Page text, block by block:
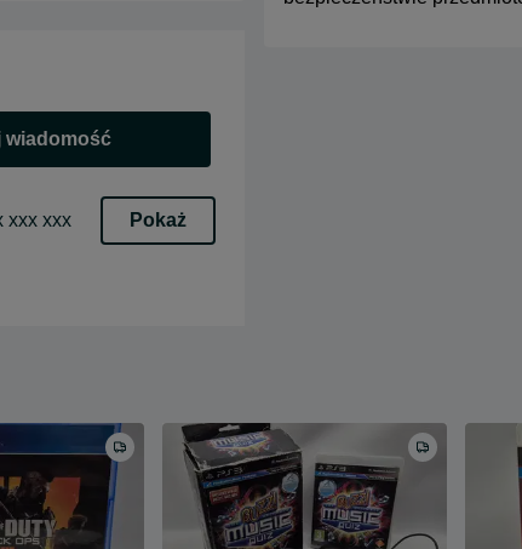
wiadomość
xxx xxx Pokaż